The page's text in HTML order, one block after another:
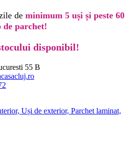
de minimum 5 uși și peste 60
de parchet!
disponibil!
55 B